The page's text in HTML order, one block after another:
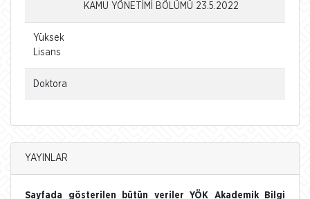
KAMU YÖNETİMİ BÖLÜMÜ 23.5.2022
Yüksek
Lisans
Doktora
YAYINLAR
Sayfada gösterilen bütün veriler YÖK Akademik Bilgi